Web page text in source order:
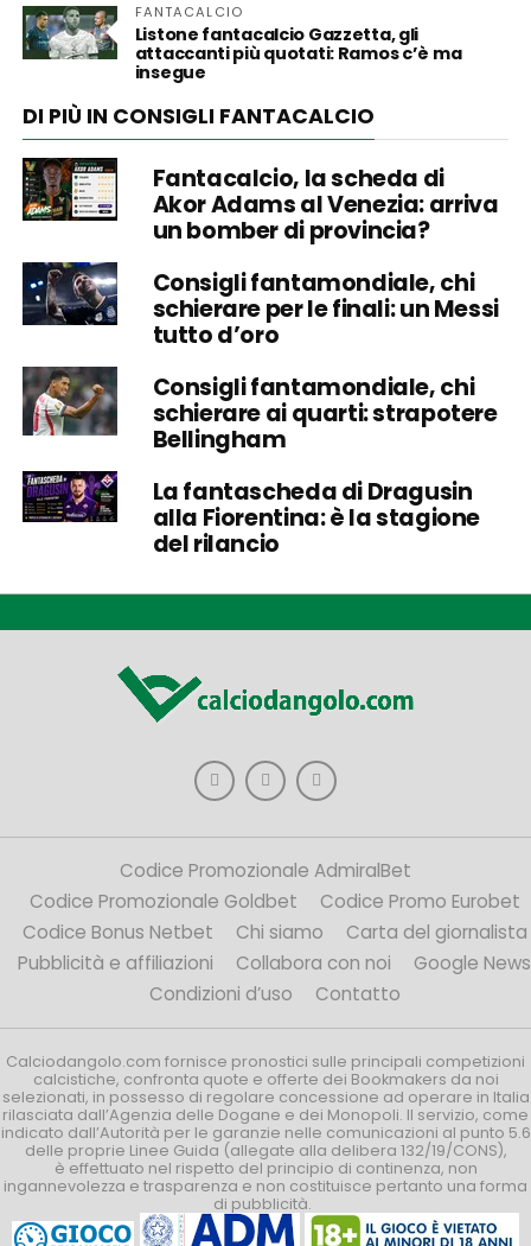
FANTACALCIO
Listone fantacalcio Gazzetta, gli
attaccanti più quotati: Ramos c’è ma
insegue
DI PIÙ IN CONSIGLI FANTACALCIO
Fantacalcio, la scheda di
Akor Adams al Venezia: arriva
un bomber di provincia?
Consigli fantamondiale, chi
schierare per le finali: un Messi
tutto d’oro
Consigli fantamondiale, chi
schierare ai quarti: strapotere
Bellingham
La fantascheda di Dragusin
alla Fiorentina: è la stagione
del rilancio
Codice Promozionale AdmiralBet
Codice Promozionale Goldbet
Codice Promo Eurobet
Codice Bonus Netbet
Chi siamo
Carta del giornalista
Pubblicità e affiliazioni
Collabora con noi
Google News
Condizioni d’uso
Contatto
Calciodangolo.com fornisce pronostici sulle principali competizioni
calcistiche, confronta quote e offerte dei Bookmakers da noi
selezionati, in possesso di regolare concessione ad operare in Italia
rilasciata dall’Agenzia delle Dogane e dei Monopoli. Il servizio, come
indicato dall’Autorità per le garanzie nelle comunicazioni al punto 5.6
delle proprie Linee Guida (allegate alla delibera 132/19/CONS),
è effettuato nel rispetto del principio di continenza, non
ingannevolezza e trasparenza e non costituisce pertanto una forma
di pubblicità.